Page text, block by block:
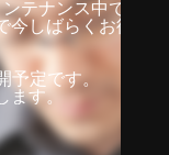
テナンス中です。
しばらくお待ちく
予定です。
す。